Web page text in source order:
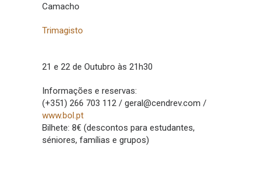
Camacho
Trimagisto
21 e 22 de Outubro às 21h30
Informações e reservas:
(+351) 266 703 112 / geral@cendrev.com /
www.bol.pt
Bilhete: 8€ (descontos para estudantes,
séniores, famílias e grupos)